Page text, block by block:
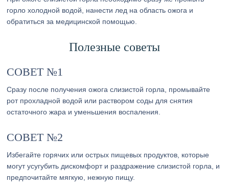
горло холодной водой, нанести лед на область ожога и
обратиться за медицинской помощью.
Полезные советы
СОВЕТ №1
Сразу после получения ожога слизистой горла, промывайте
рот прохладной водой или раствором соды для снятия
остаточного жара и уменьшения воспаления.
СОВЕТ №2
Избегайте горячих или острых пищевых продуктов, которые
могут усугубить дискомфорт и раздражение слизистой горла, и
предпочитайте мягкую, нежную пищу.